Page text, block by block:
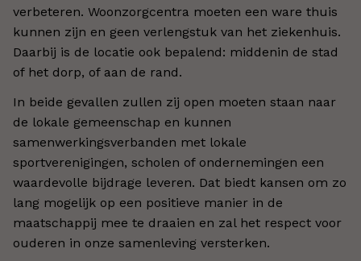
verbeteren. Woonzorgcentra moeten een ware thuis
kunnen zijn en geen verlengstuk van het ziekenhuis.
Daarbij is de locatie ook bepalend: middenin de stad
of het dorp, of aan de rand.
In beide gevallen zullen zij open moeten staan naar
de lokale gemeenschap en kunnen
samenwerkingsverbanden met lokale
sportverenigingen, scholen of ondernemingen een
waardevolle bijdrage leveren. Dat biedt kansen om zo
lang mogelijk op een positieve manier in de
maatschappij mee te draaien en zal het respect voor
ouderen in onze samenleving versterken.